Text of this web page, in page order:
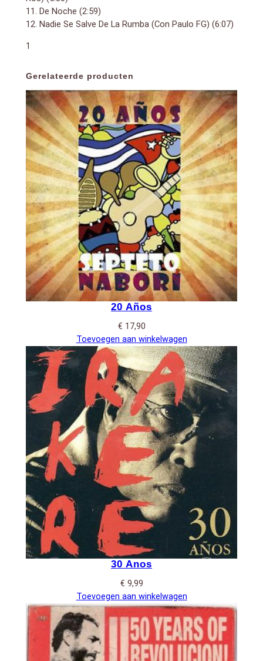
11. De Noche (2:59)
12. Nadie Se Salve De La Rumba (Con Paulo FG) (6:07)
1
Gerelateerde producten
20 Años
€ 17,90
Toevoegen aan winkelwagen
30 Anos
€ 9,99
Toevoegen aan winkelwagen